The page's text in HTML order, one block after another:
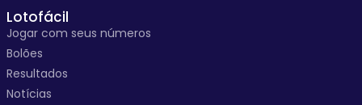
Lotofácil
Jogar com seus números
Bolões
Resultados
Notícias